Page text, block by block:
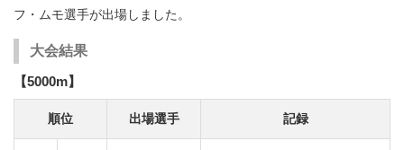
フ・ムモ選手が出場しました。
大会結果
【5000m】
順位 出場選手 記録